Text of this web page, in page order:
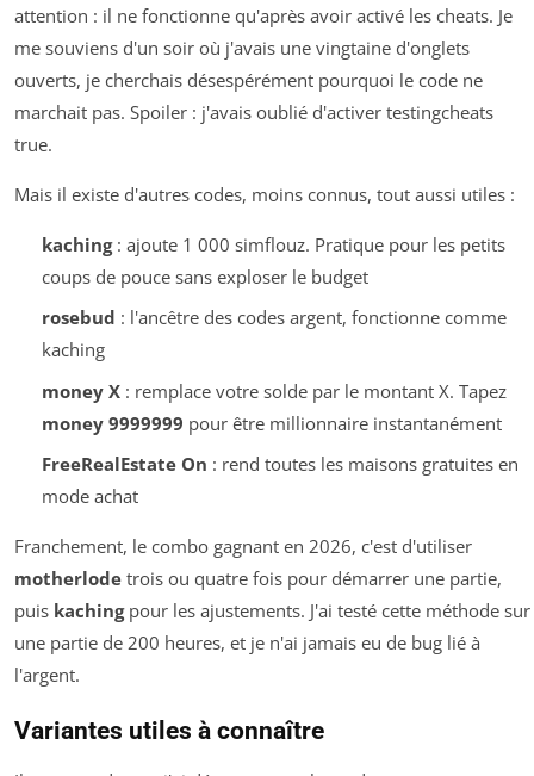
attention : il ne fonctionne qu'après avoir activé les cheats. Je
me souviens d'un soir où j'avais une vingtaine d'onglets
ouverts, je cherchais désespérément pourquoi le code ne
marchait pas. Spoiler : j'avais oublié d'activer testingcheats
true.
Mais il existe d'autres codes, moins connus, tout aussi utiles :
kaching: ajoute 1 000 simflouz. Pratique pour les petits
coups de pouce sans exploser le budget
rosebud : l'ancêtre des codes argent, fonctionne comme
kaching
money X: remplace votre solde par le montant X. Tapez
money 9999999 pour être millionnaire instantanément
FreeRealEstate On : rend toutes les maisons gratuites en
mode achat
Franchement, le combo gagnant en 2026, c'est d'utiliser
motherlode trois ou quatre fois pour démarrer une partie,
puis kachingpour les ajustements. J'ai testé cette méthode sur
une partie de 200 heures, et je n'ai jamais eu de bug lié à
l'argent.
Variantes utiles à connaître